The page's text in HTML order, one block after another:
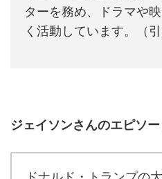
ターを務め、ドラマや
く活動しています。（
ジェイソンさんのエピソー